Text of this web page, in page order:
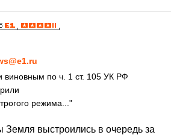
виновным по ч. 1 ст. 105 УК РФ
режима..."
Земля выстроились в очередь за